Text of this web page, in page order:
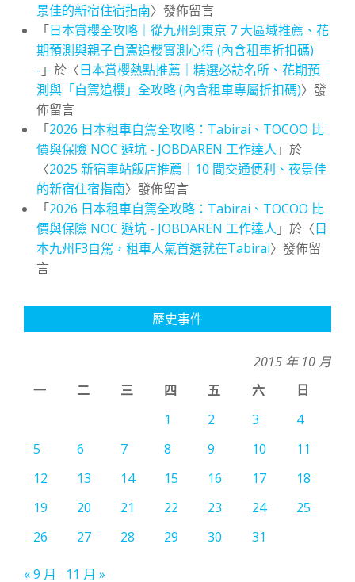
景佳的新宿住宿指南〉發佈留言
「日本賞櫻全攻略｜從九州到東京 7 大區域推薦、花
期預測與親子自駕追櫻實測心得 (內含租車折扣碼)
- 」於〈日本賞櫻熱點推薦｜精選必訪名所、花期預
測與「自駕追櫻」全攻略 (內含租車專屬折扣碼)〉發
佈留言
「2026 日本租車自駕全攻略：Tabirai、TOCOO 比
價與保險 NOC 避坑 - JOBDAREN 工作達人 」於
〈2025 新宿車站飯店推薦｜10 間交通便利、夜景佳
的新宿住宿指南〉發佈留言
「2026 日本租車自駕全攻略：Tabirai、TOCOO 比
價與保險 NOC 避坑 - JOBDAREN 工作達人 」於〈日
本九州F3自駕，租車人氣首選就在Tabirai〉發佈留
言
歷史事件
2015 年 10 月
一
二 三 四 五 六
日
1
2 3
4
5
6 7 8 9 10
11
12
13 14 15 16 17
18
19
20 21 22 23 24
25
26
27 28 29 30 31
« 9 月 11 月 »